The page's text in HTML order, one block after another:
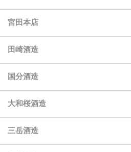
宮田本店
田崎酒造
国分酒造
大和桜酒造
三岳酒造